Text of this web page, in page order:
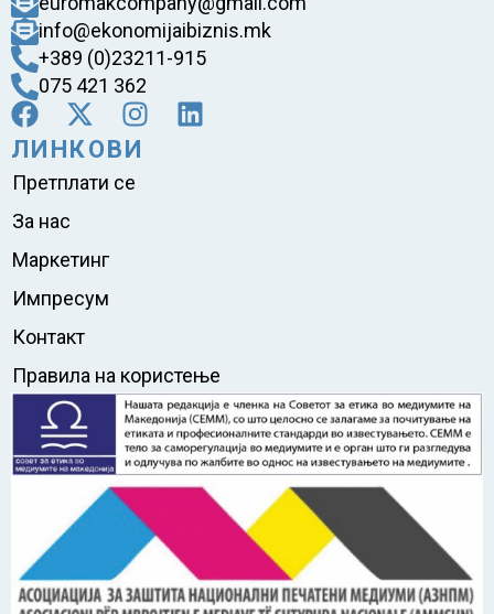
info@ekonomijaibiznis.mk
+389 (0)23211-915
075 421 362
ЛИНКОВИ
Претплати се
За нас
Маркетинг
Импресум
Контакт
Правила на користење